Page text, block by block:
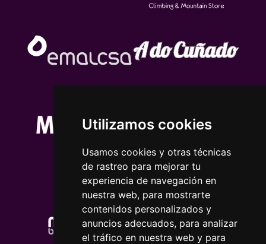
Utilizamos cookies
Usamos cookies y otras técnicas
de rastreo para mejorar tu
experiencia de navegación en
nuestra web, para mostrarte
contenidos personalizados y
anuncios adecuados, para analizar
el tráfico en nuestra web y para